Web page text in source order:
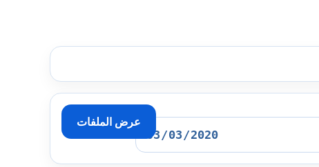
عرض الملفات